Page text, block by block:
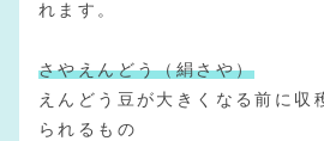
れます。
さやえんどう（絹さや）
えんどう豆が大きくなる前に収
られるもの